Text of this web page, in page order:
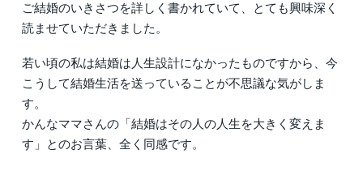
ご結婚のいきさつを詳しく書かれていて、とても興味深く
読ませていただきました。
若い頃の私は結婚は人生設計になかったものですから、今
こうして結婚生活を送っていることが不思議な気がしま
す。
かんなママさんの「結婚はその人の人生を大きく変えま
す」とのお言葉、全く同感です。